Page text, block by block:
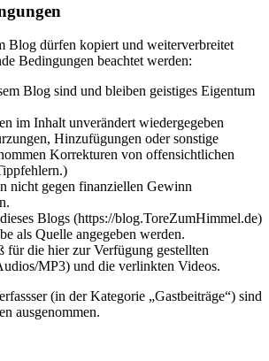
Blog dürfen kopiert und weiterverbreitet
Bedingungen beachtet werden:
Blog sind und bleiben geistiges Eigentum
im Inhalt unverändert wiedergegeben
Hinzufügungen oder sonstige
Korrekturen von offensichtlichen
nicht gegen finanziellen Gewinn
Blogs (https://blog.ToreZumHimmel.de)
als Quelle angegeben werden.
für die hier zur Verfügung gestellten
MP3) und die verlinkten Videos.
(in der Kategorie „Gastbeiträge“) sind
ausgenommen.